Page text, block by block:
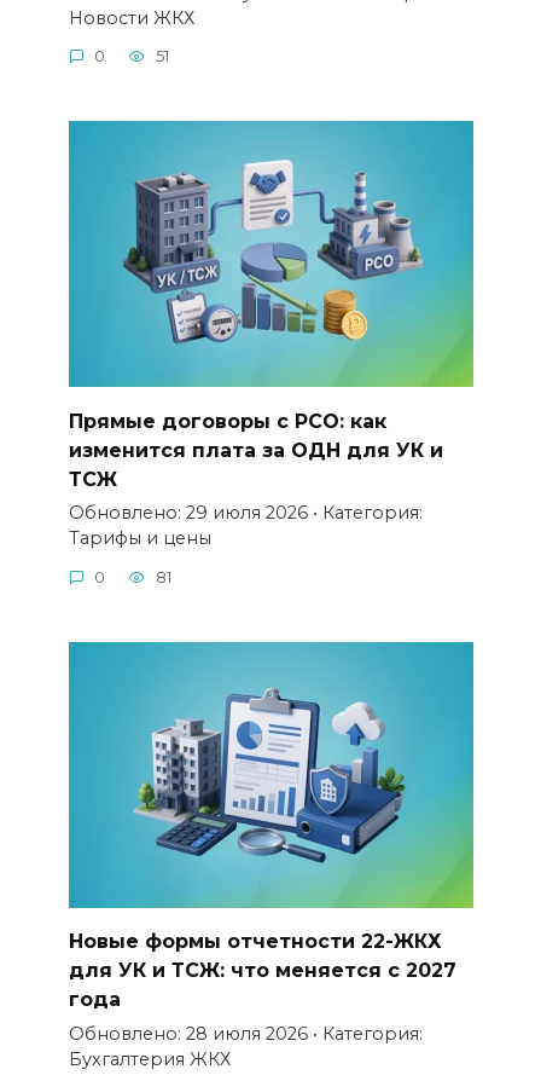
Новости ЖКХ
0 51
Прямые договоры с РСО: как
изменится плата за ОДН для УК и
ТСЖ
Обновлено: 29 июля 2026 • Категория:
Тарифы и цены
0 81
Новые формы отчетности 22-ЖКХ
для УК и ТСЖ: что меняется с 2027
года
Обновлено: 28 июля 2026 • Категория:
Бухгалтерия ЖКХ